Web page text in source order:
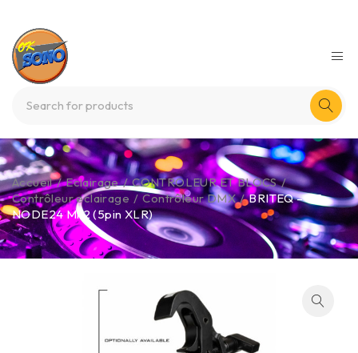
Accueil / Eclairage / CONTROLEUR ET BLOCS /
Contrôleur eclairage / Contrôleur DMX / BRITEQ – BT-
NODE24 Mk2 (5pin XLR)